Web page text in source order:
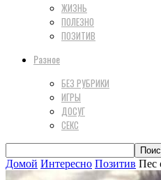
ЖИЗНЬ
ПОЛЕЗНО
ПОЗИТИВ
Разное
БЕЗ РУБРИКИ
ИГРЫ
ДОСУГ
СЕКС
Домой Интересно Позитив Пес